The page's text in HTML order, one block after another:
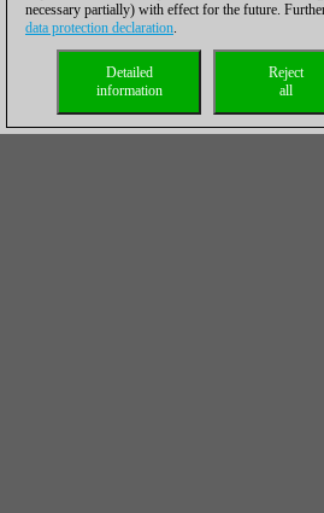
necessary partially) with effect for the future.
data protection declaration.
Reject
all
Detailed
information